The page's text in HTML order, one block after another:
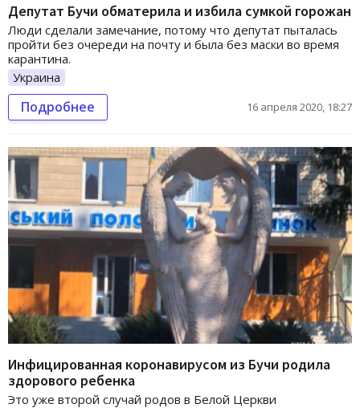
Депутат Бучи обматерила и избила сумкой горожан
Люди сделали замечание, потому что депутат пыталась
пройти без очереди на почту и была без маски во время
карантина.
Украина
Подробнее 16 апреля 2020, 18:27
Инфицированная коронавирусом из Бучи родила
здорового ребенка
Это уже второй случай родов в Белой Церкви